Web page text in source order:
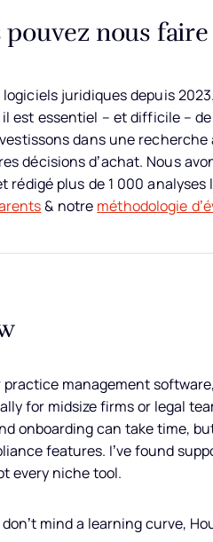
nous
juridiques depuis
est essentiel – et difficile –
dans une
décisions d’achat. Nous
rédigé plus de 1 000 analyses
& notre méthodologie
practice management
for midsize firms or legal
onboarding can take time,
features. I’ve found
every niche tool.
mind a learning curve,